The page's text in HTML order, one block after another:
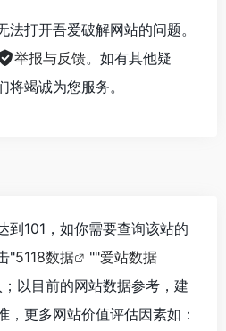
打开吾爱破解网站的问题。
举报与反馈。如有其他疑
竭诚为您服务。
到101，如你需要查询该站的
"5118数据 ""爱站数据
以目前的网站数据参考，建
，更多网站价值评估因素如：